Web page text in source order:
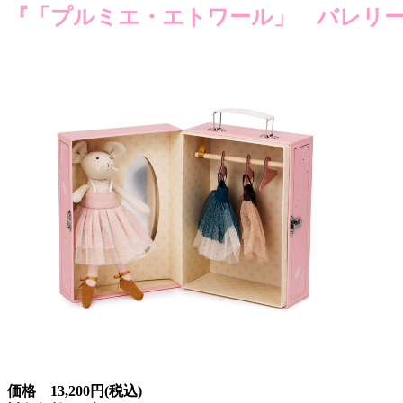
『「プルミエ・エトワール」 バレリ
価格 13,200円(税込)